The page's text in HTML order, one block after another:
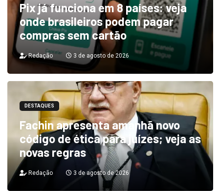
Pix já funciona em 8 países: veja
onde brasileiros podem pagar
compras sem cartão
Redação 3 de agosto de 2026
DESTAQUES
Fachin apresenta amanhã novo
código de ética para juízes; veja as
novas regras
Redação 3 de agosto de 2026